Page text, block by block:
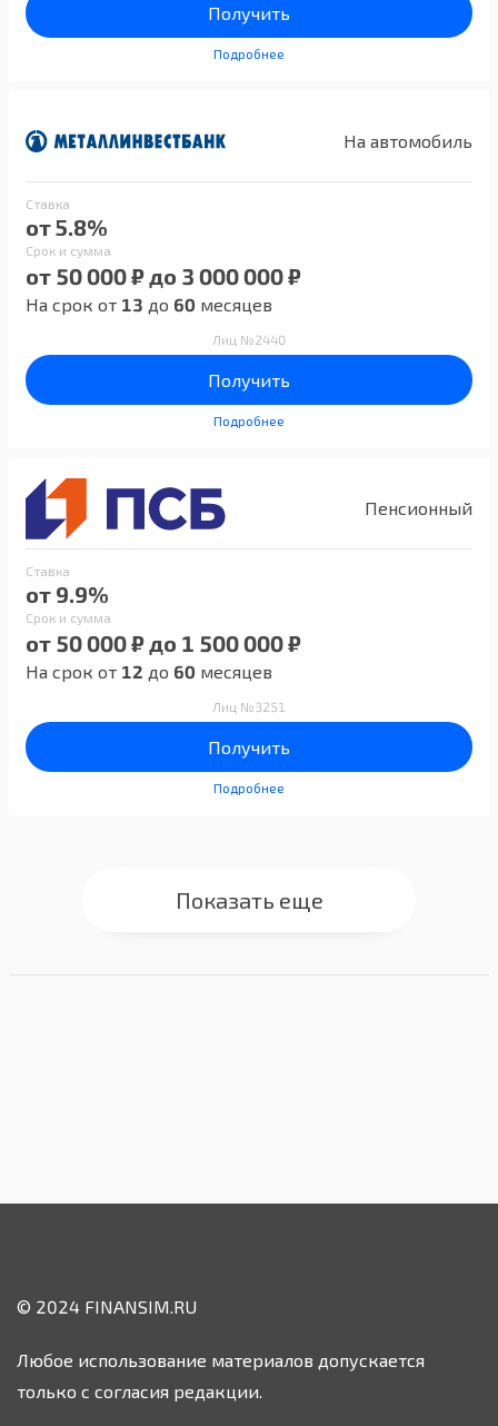
Получить
Подробнее
На автомобиль
Ставка
от 5.8%
Срок и сумма
от 50 000 ₽ до 3 000 000 ₽
На срок от 13 до 60 месяцев
Лиц №2440
Получить
Подробнее
Пенсионный
Ставка
от 9.9%
Срок и сумма
от 50 000 ₽ до 1 500 000 ₽
На срок от 12 до 60 месяцев
Лиц №3251
Получить
Подробнее
Показать еще
© 2024 FINANSIM.RU
Любое использование материалов допускается
только с согласия редакции.